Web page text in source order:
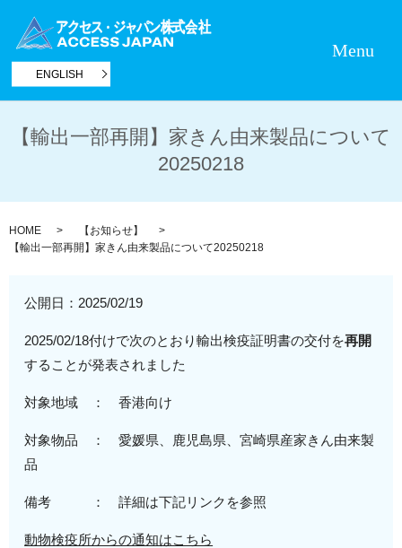
ENGLISH
Menu
【輸出一部再開】家きん由来製品について
20250218
HOME
【お知らせ】
【輸出一部再開】家きん由来製品について20250218
公開日： 2025/02/19
2025/02/18付けで次のとおり輸出検疫証明書の交付を再開
することが発表されました
対象地域 ：香港向け
対象物品 ：愛媛県、鹿児島県、宮崎県産家きん由来製
品
備考 ： 詳細は下記リンクを参照
動物検疫所からの通知はこちら